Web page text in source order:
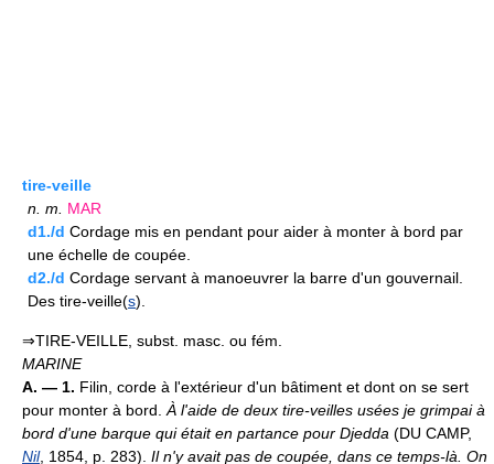
tire-veille
n. m.
MAR
d1./d Cordage mis en pendant pour aider à monter à bord par
une échelle de coupée.
d2./d Cordage servant à manoeuvrer la barre d'un gouvernail.
Des tire-veille(s).
⇒TIRE-VEILLE, subst. masc. ou fém.
MARINE
A. — 1. Filin, corde à l'extérieur d'un bâtiment et dont on se sert
pour monter à bord. À l'aide de deux tire-veilles usées je grimpai à
bord d'une barque qui était en partance pour Djedda (DU CAMP,
Nil, 1854, p. 283). Il n'y avait pas de coupée, dans ce temps-là. On